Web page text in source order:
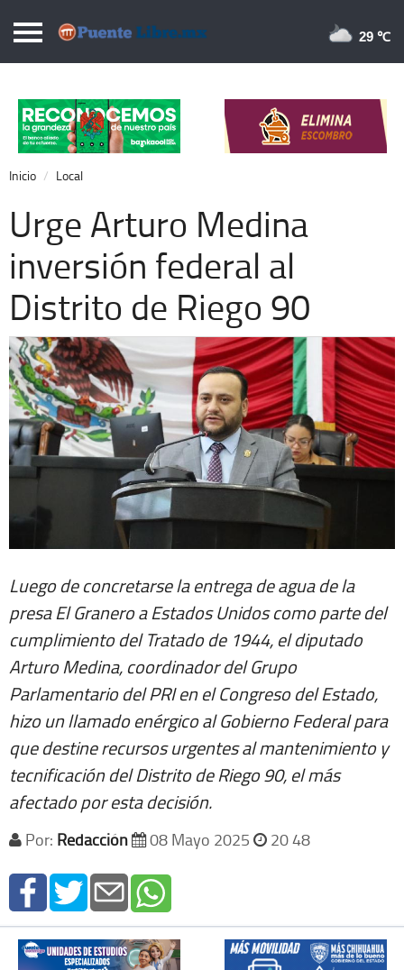
Puentelibre.mx
Local
Nacional
Opinión
Cronos
Economía
Espectáculos
Extra +
29 ℃
Inicio Local
Urge Arturo Medina
inversión federal al
Distrito de Riego 90
Luego de concretarse la entrega de agua de la
presa El Granero a Estados Unidos como parte del
cumplimiento del Tratado de 1944, el diputado
Arturo Medina, coordinador del Grupo
Parlamentario del PRI en el Congreso del Estado,
hizo un llamado enérgico al Gobierno Federal para
que destine recursos urgentes al mantenimiento y
tecnificación del Distrito de Riego 90, el más
afectado por esta decisión.
Por: Redacción 08 Mayo 2025 20 48